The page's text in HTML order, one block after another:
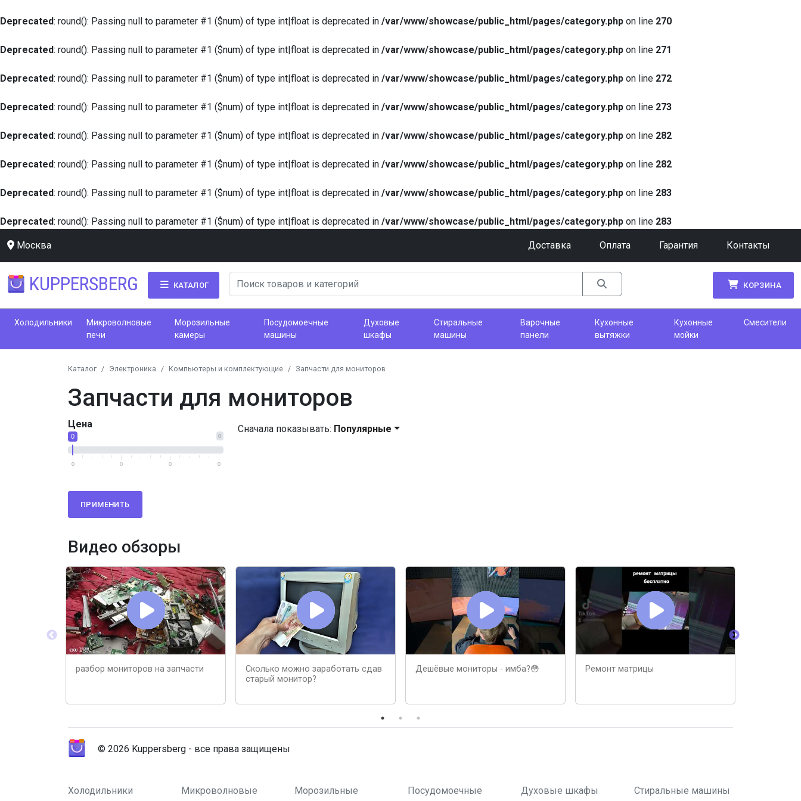
Deprecated: round(): Passing null to parameter #1 ($num) of type int|float is deprecated in /var/www/showcase/public_html/pages/category.php on line 270
Deprecated: round(): Passing null to parameter #1 ($num) of type int|float is deprecated in /var/www/showcase/public_html/pages/category.php on line 271
Deprecated: round(): Passing null to parameter #1 ($num) of type int|float is deprecated in /var/www/showcase/public_html/pages/category.php on line 272
Deprecated: round(): Passing null to parameter #1 ($num) of type int|float is deprecated in /var/www/showcase/public_html/pages/category.php on line 273
Deprecated: round(): Passing null to parameter #1 ($num) of type int|float is deprecated in /var/www/showcase/public_html/pages/category.php on line 282
Deprecated: round(): Passing null to parameter #1 ($num) of type int|float is deprecated in /var/www/showcase/public_html/pages/category.php on line 282
Deprecated: round(): Passing null to parameter #1 ($num) of type int|float is deprecated in /var/www/showcase/public_html/pages/category.php on line 283
Deprecated: round(): Passing null to parameter #1 ($num) of type int|float is deprecated in /var/www/showcase/public_html/pages/category.php on line 283
Москва Доставка Оплата Гарантия Контакты
KUPPERSBERG КАТАЛОГ КОРЗИНА
Холодильники
Микроволновые
печи
Морозильные
камеры
Посудомоечные
машины
Духовые
шкафы
Стиральные
машины
Варочные
панели
Кухонные
вытяжки
Кухонные
мойки
Смесители
Каталог Электроника Компьютеры и комплектующие Запчасти для мониторов
Запчасти для мониторов
Цена
0
0
0 0 0 0
ПРИМЕНИТЬ
Сначала показывать: Популярные
Видео обзоры
разбор мониторов на запчасти
Сколько можно заработать сдав
старый монитор?
Дешёвые мониторы - имба?😳 Ремонт матрицы
© 2026 Kuppersberg - все права защищены
Холодильники
Микроволновые
Морозильные
Посудомоечные
Духовые шкафы Стиральные машины